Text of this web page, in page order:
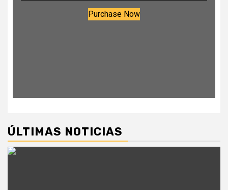
Purchase Now
ÚLTIMAS NOTICIAS